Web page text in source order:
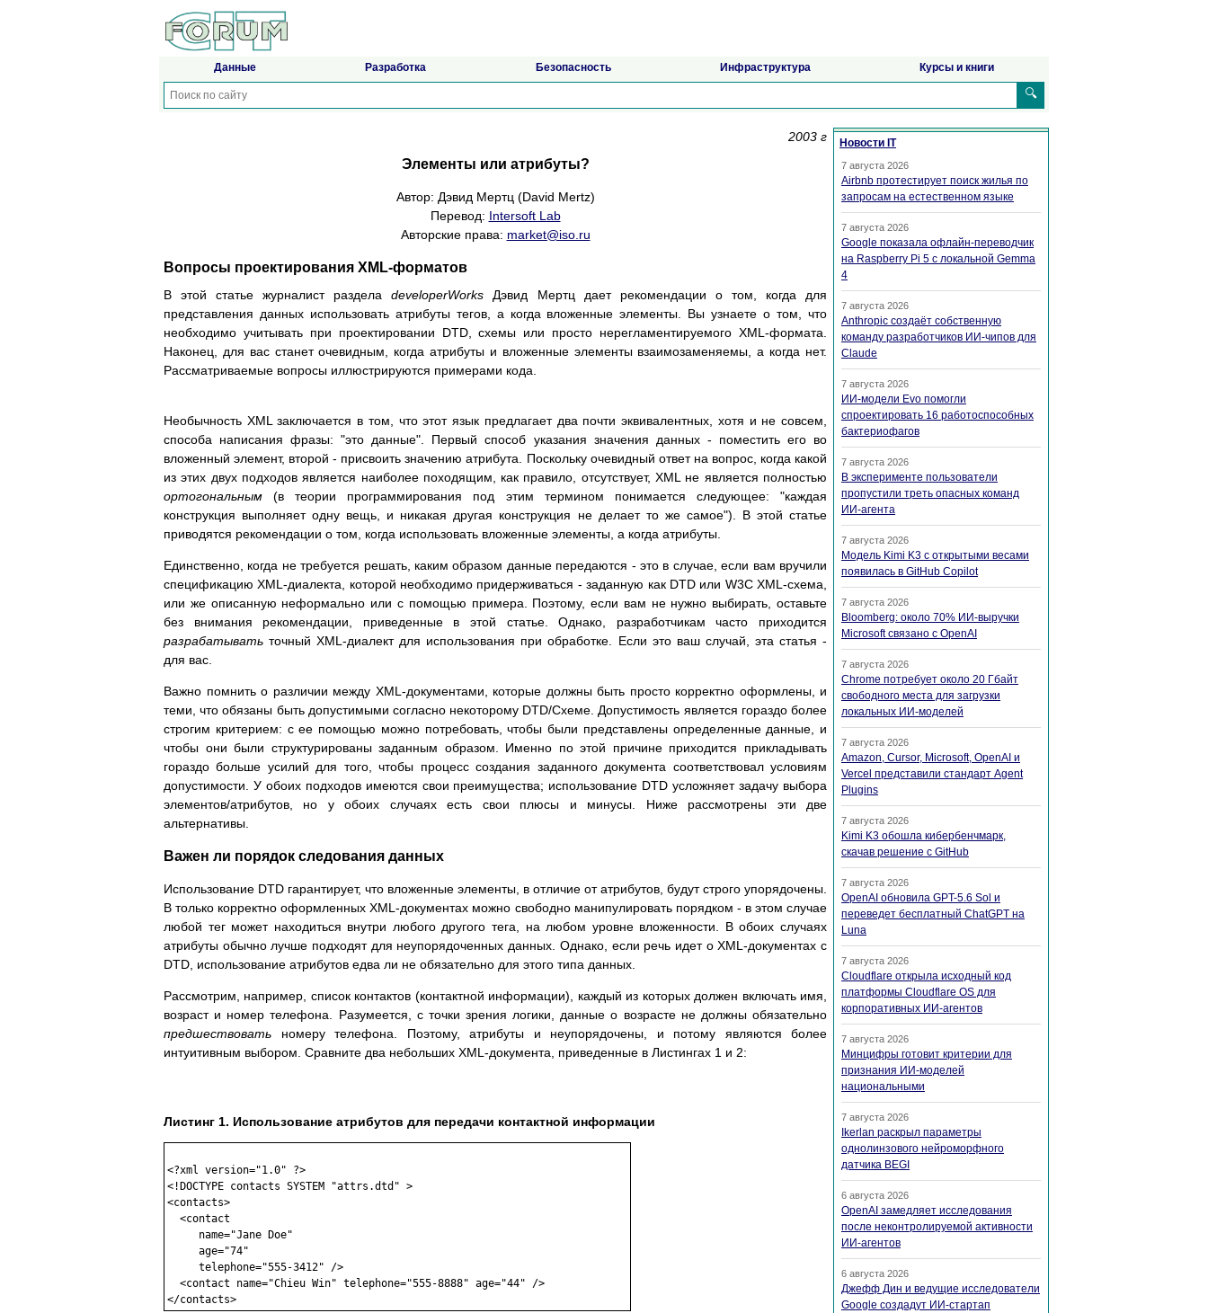
Данные Разработка Безопасность Инфраструктура Курсы и книги
🔍
2003 г
Элементы или атрибуты?
Автор: Дэвид Мертц (David Mertz)
Перевод: Intersoft Lab
Авторские права: market@iso.ru
Вопросы проектирования XML-форматов
В этой статье журналист разделаdeveloperWorks Дэвид Мертц дает рекомендации о том, когда для
представления данных использовать атрибуты тегов, а когда вложенные элементы. Вы узнаете о том, что
необходимо учитывать при проектировании DTD, схемы или просто нерегламентируемого XML-формата.
Наконец, для вас станет очевидным, когда атрибуты и вложенные элементы взаимозаменяемы, а когда нет.
Рассматриваемые вопросы иллюстрируются примерами кода.
Необычность XML заключается в том, что этот язык предлагает два почти эквивалентных, хотя и не совсем,
способа написания фразы: "это данные". Первый способ указания значения данных - поместить его во
вложенный элемент, второй - присвоить значению атрибута. Поскольку очевидный ответ на вопрос, когда какой
из этих двух подходов является наиболее походящим, как правило, отсутствует, XML не является полностью
ортогональным (в теории программирования под этим термином понимается следующее: "каждая
конструкция выполняет одну вещь, и никакая другая конструкция не делает то же самое"). В этой статье
приводятся рекомендации о том, когда использовать вложенные элементы, а когда атрибуты.
Единственно, когда не требуется решать, каким образом данные передаются - это в случае, если вам вручили
спецификацию XML-диалекта, которой необходимо придерживаться - заданную как DTD или W3C XML-схема,
или же описанную неформально или с помощью примера. Поэтому, если вам не нужно выбирать, оставьте
без внимания рекомендации, приведенные в этой статье. Однако, разработчикам часто приходится
разрабатывать точный XML-диалект для использования при обработке. Если это ваш случай, эта статья -
для вас.
Важно помнить о различии между XML-документами, которые должны быть просто корректно оформлены, и
теми, что обязаны быть допустимыми согласно некоторому DTD/Схеме. Допустимость является гораздо более
строгим критерием: с ее помощью можно потребовать, чтобы были представлены определенные данные, и
чтобы они были структурированы заданным образом. Именно по этой причине приходится прикладывать
гораздо больше усилий для того, чтобы процесс создания заданного документа соответствовал условиям
допустимости. У обоих подходов имеются свои преимущества; использование DTD усложняет задачу выбора
элементов/атрибутов, но у обоих случаях есть свои плюсы и минусы. Ниже рассмотрены эти две
альтернативы.
Важен ли порядок следования данных
Использование DTD гарантирует, что вложенные элементы, в отличие от атрибутов, будут строго упорядочены.
В только корректно оформленных XML-документах можно свободно манипулировать порядком - в этом случае
любой тег может находиться внутри любого другого тега, на любом уровне вложенности. В обоих случаях
атрибуты обычно лучше подходят для неупорядоченных данных. Однако, если речь идет о XML-документах с
DTD, использование атрибутов едва ли не обязательно для этого типа данных.
Рассмотрим, например, список контактов (контактной информации), каждый из которых должен включать имя,
возраст и номер телефона. Разумеется, с точки зрения логики, данные о возрасте не должны обязательно
предшествовать номеру телефона. Поэтому, атрибуты и неупорядочены, и потому являются более
интуитивным выбором. Сравните два небольших XML-документа, приведенные в Листингах 1 и 2:
Листинг 1. Использование атрибутов для передачи контактной информации
<?xml version="1.0" ?>
<!DOCTYPE contacts SYSTEM "attrs.dtd" >
<contacts>
  <contact
     name="Jane Doe"
     age="74"
     telephone="555-3412" />
  <contact name="Chieu Win" telephone="555-8888" age="44" />
</contacts>
Новости IT
7 августа 2026
Airbnb протестирует поиск жилья по
запросам на естественном языке
7 августа 2026
Google показала офлайн-переводчик
на Raspberry Pi 5 с локальной Gemma
4
7 августа 2026
Anthropic создаёт собственную
команду разработчиков ИИ-чипов для
Claude
7 августа 2026
ИИ-модели Evo помогли
спроектировать 16 работоспособных
бактериофагов
7 августа 2026
В эксперименте пользователи
пропустили треть опасных команд
ИИ-агента
7 августа 2026
Модель Kimi K3 с открытыми весами
появилась в GitHub Copilot
7 августа 2026
Bloomberg: около 70% ИИ-выручки
Microsoft связано с OpenAI
7 августа 2026
Chrome потребует около 20 Гбайт
свободного места для загрузки
локальных ИИ-моделей
7 августа 2026
Amazon, Cursor, Microsoft, OpenAI и
Vercel представили стандарт Agent
Plugins
7 августа 2026
Kimi K3 обошла кибербенчмарк,
скачав решение с GitHub
7 августа 2026
OpenAI обновила GPT-5.6 Sol и
переведет бесплатный ChatGPT на
Luna
7 августа 2026
Cloudflare открыла исходный код
платформы Cloudflare OS для
корпоративных ИИ-агентов
7 августа 2026
Минцифры готовит критерии для
признания ИИ-моделей
национальными
7 августа 2026
Ikerlan раскрыл параметры
однолинзового нейроморфного
датчика BEGI
6 августа 2026
OpenAI замедляет исследования
после неконтролируемой активности
ИИ-агентов
6 августа 2026
Джефф Дин и ведущие исследователи
Google создадут ИИ-стартап